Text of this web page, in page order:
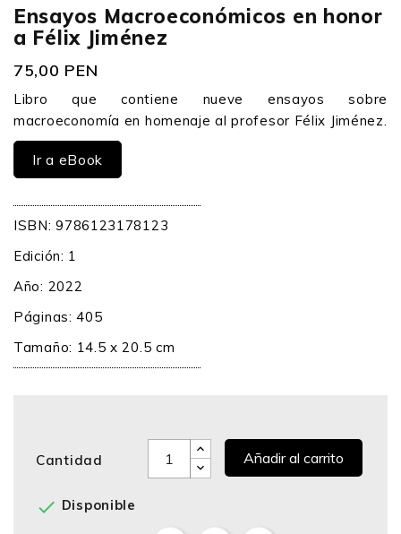
Ensayos Macroeconómicos en honor
a Félix Jiménez
75,00 PEN
Libro que contiene nueve ensayos sobre
macroeconomía en homenaje al profesor Félix Jiménez.
Ir a eBook
ISBN: 9786123178123
Edición: 1
Año: 2022
Páginas: 405
Tamaño: 14.5 x 20.5 cm
Cantidad Añadir al carrito
 Disponible